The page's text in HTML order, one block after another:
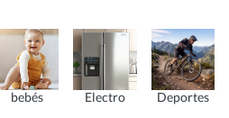
bebés Electro Deportes